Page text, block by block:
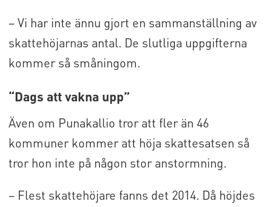
– Vi har inte ännu gjort en sammanställning av
skattehöjarnas antal. De slutliga uppgifterna
kommer så småningom.
“Dags att vakna upp”
Även om Punakallio tror att fler än 46
kommuner kommer att höja skattesatsen så
tror hon inte på någon stor anstormning.
– Flest skattehöjare fanns det 2014. Då höjdes